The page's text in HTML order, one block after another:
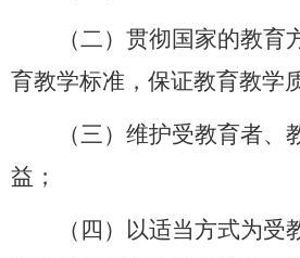
（二）贯彻国家的教育
育教学标准，保证教育教学
（三）维护受教育者、
益；
（四）以适当方式为受